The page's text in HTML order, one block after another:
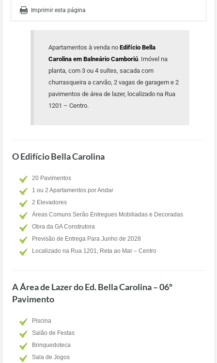
Imprimir esta página
Apartamentos à venda no Edifício Bella
Carolina em Balneário Camboriú. Imóvel na
planta, com 3 ou 4 suítes, sacada com
churrasqueira a carvão, 2 vagas de garagem e 2
pavimentos de área de lazer, localizado na Rua
1201 – Centro.
O Edifício Bella Carolina
20 Pavimentos
1 ou 2 Apartamentos por Andar
2 Elevadores
Áreas Comuns Serão Entregues Mobiliadas e Decoradas
Obra da GA Construtora
Previsão de Entrega Para Junho de 2028
Localizado na Rua 1201, Reta ao Mar – Centro
A Área de Lazer do Ed. Bella Carolina – 06º
Pavimento
Piscina
Salão de Festas
Brinquedoteca
Sala de Jogos